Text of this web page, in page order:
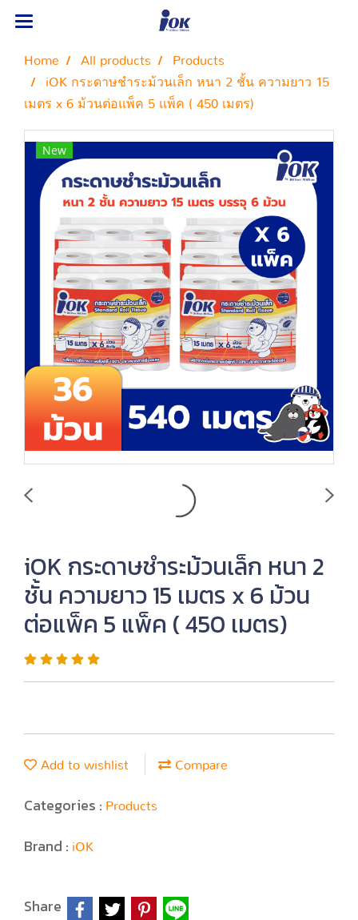
Home All products
Products
iOK กระดาษชำระม้วนเล็ก หนา 2 ชั้น ความยาว 15
เมตร x 6 ม้วนต่อแพ็ค 5 แพ็ค ( 450 เมตร)
New
iOK กระดาษชำระม้วนเล็ก หนา 2
ชั้น ความยาว 15 เมตร x 6 ม้วน
ต่อแพ็ค 5 แพ็ค ( 450 เมตร)
Add to wishlist Compare
Categories : Products
Brand : iOK
Share